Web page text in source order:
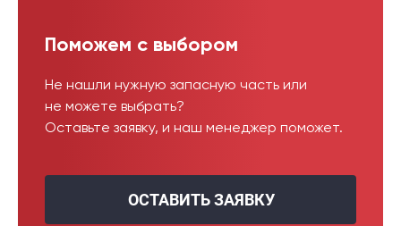
Поможем с выбором
Не нашли нужную запасную часть или
не можете выбрать?
Оставьте заявку, и наш менеджер поможет.
ОСТАВИТЬ ЗАЯВКУ